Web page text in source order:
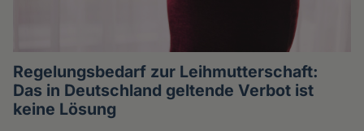
Regelungsbedarf zur Leihmutterschaft:
Das in Deutschland geltende Verbot ist
keine Lösung